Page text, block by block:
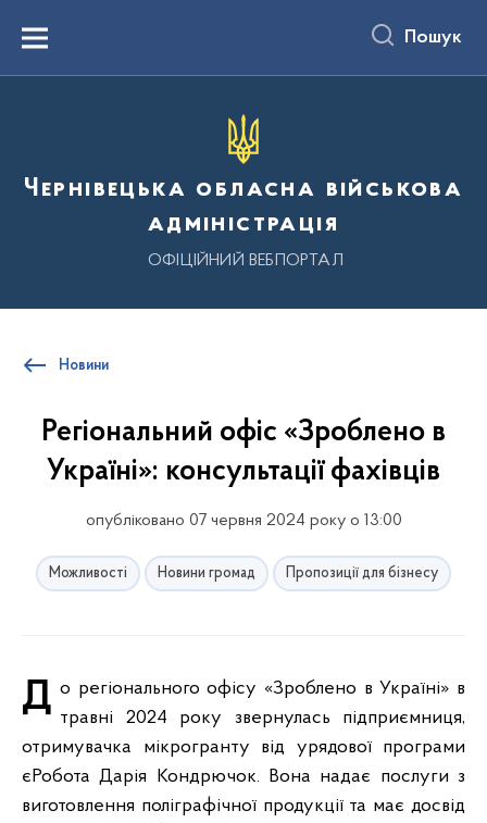
вмістуMenu Пошук
Чернівецька обласна військова
адміністрація
ОФІЦІЙНИЙ ВЕБПОРТАЛ
Новини
Регіональний офіс «Зроблено в
Україні»: консультації фахівців
опубліковано 07 червня 2024 року о 13:00
Можливості Новини громад Пропозиції для бізнесу
До регіонального офісу «Зроблено в Україні» в травні 2024 року звернулась підприємниця,
отримувачка мікрогранту від урядової програми
єРобота Дарія Кондрючок. Вона надає послуги з
виготовлення поліграфічної продукції та має досвід